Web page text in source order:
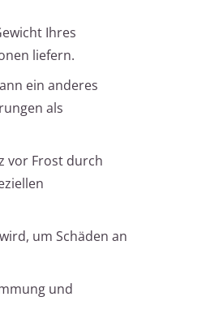
Ihres
liefern.
ein anderes
als
vor Frost durch
um Schäden an
und